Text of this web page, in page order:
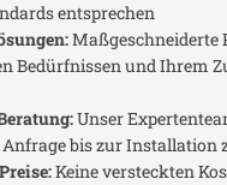
entsprechen
Maßgeschneiderte
Bedürfnissen und Ihrem
Unser
bis zur Installation
Keine versteckten